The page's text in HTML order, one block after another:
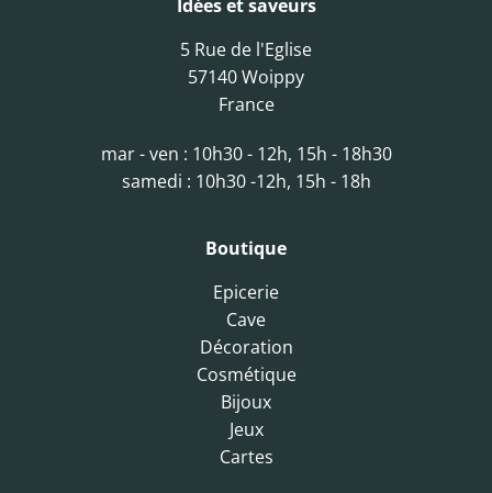
Idées et saveurs
5 Rue de l'Eglise
57140 Woippy
France
mar - ven : 10h30 - 12h, 15h - 18h30
samedi : 10h30 -12h, 15h - 18h
Boutique
Epicerie
Cave
Décoration
Cosmétique
Bijoux
Jeux
Cartes